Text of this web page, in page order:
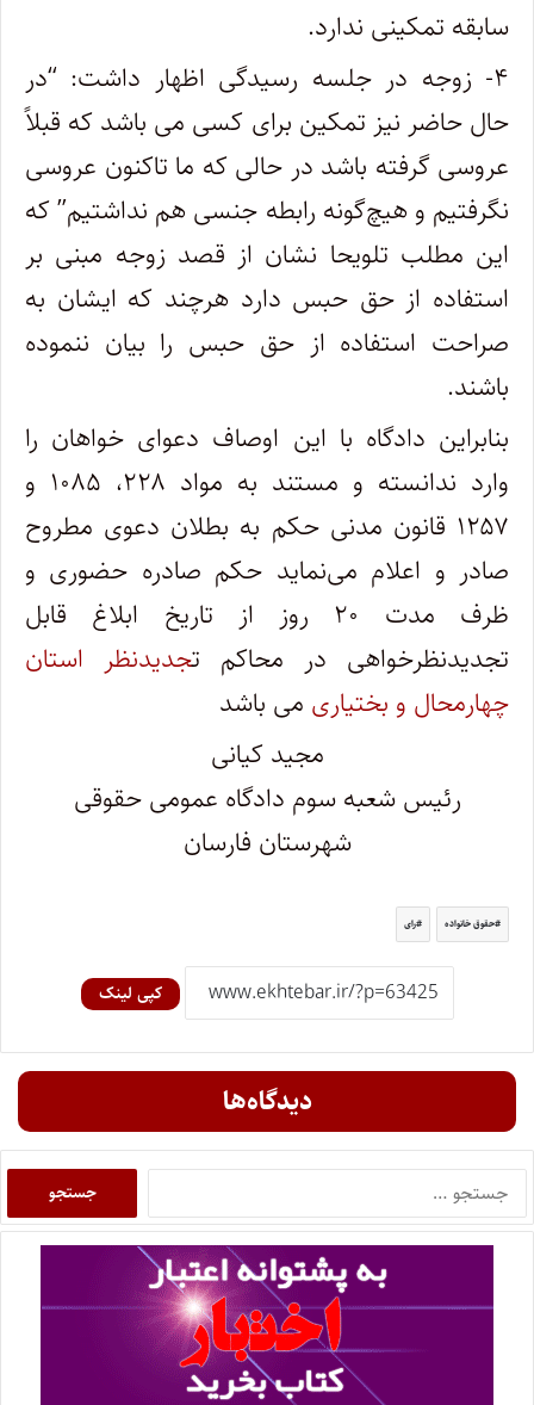
سابقه تمکینی ندارد.
۴- زوجه در جلسه رسیدگی اظهار داشت: “در
حال حاضر نیز تمکین برای کسی می باشد که قبلاً
عروسی گرفته باشد در حالی که ما تاکنون عروسی
نگرفتیم و هیچ‌گونه رابطه جنسی هم نداشتیم” که
این مطلب تلویحا نشان از قصد زوجه مبنی بر
استفاده از حق حبس دارد هرچند که ایشان به
صراحت استفاده از حق حبس را بیان ننموده
باشند.
بنابراین دادگاه با این اوصاف دعوای خواهان را
وارد ندانسته و مستند به مواد ۲۲۸، ۱۰۸۵ و
۱۲۵۷ قانون مدنی حکم به بطلان دعوی مطروح
صادر و اعلام می‌نماید حکم صادره حضوری و
ظرف مدت ۲۰ روز از تاریخ ابلاغ قابل
تجدیدنظرخواهی در محاکم تجدیدنظر استان
چهارمحال و بختیاری می باشد
مجید کیانی
رئیس شعبه سوم دادگاه عمومی حقوقی
شهرستان فارسان
حقوق خانواده رای
کپی لینک
دیدگاه‌ها